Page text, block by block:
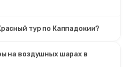
тур по Каппадокии?
на воздушных шарах в